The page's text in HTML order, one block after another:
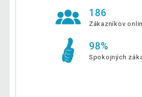
186
Zákazníkov
98%
Spokojných